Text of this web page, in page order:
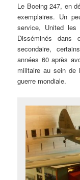
Le Boeing 247, en
exemplaires. Un
service, United les
Disséminés dans
secondaire,
années 60 après
militaire au sein de
guerre mondiale.